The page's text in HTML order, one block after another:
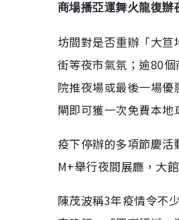
商場播亞運舞火龍復辦
坊間對是否重辦「大
街等夜市氣氛；逾80
院推夜場或最後一場
閘即可獲一次免費本地
疫下停辦的多項節慶
M+舉行夜間展廳，大
陳茂波稱3年疫情令不